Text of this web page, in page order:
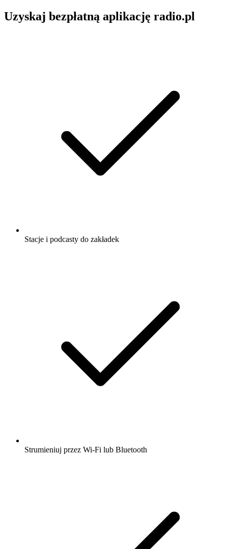
Uzyskaj bezpłatną aplikację radio.pl
Stacje i podcasty do zakładek
Strumieniuj przez Wi-Fi lub Bluetooth